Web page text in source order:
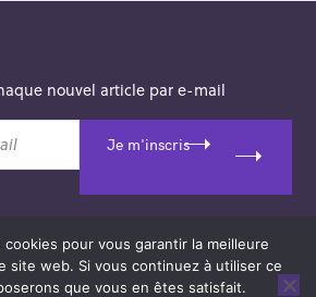
nouvel article par e-mail
Je m'inscris
Merry Hors-les-Murs.
Felt byPixelgrade.
pour vous garantir la meilleure
site web. Si vous continuez à utiliser ce
que vous en êtes satisfait.